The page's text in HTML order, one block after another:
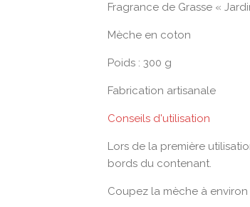
Fragrance de Grasse «
Mèche en coton
Poids : 300 g
Fabrication artisanale
Conseils d'utilisation
Lors de la première
bords du contenant.
Coupez la mèche à